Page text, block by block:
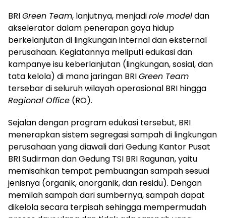
BRIGreen Team, lanjutnya, menjadirole modeldan
akselerator dalam penerapan gaya hidup
berkelanjutan di lingkungan internal dan eksternal
perusahaan. Kegiatannya meliputi edukasi dan
kampanye isu keberlanjutan (lingkungan, sosial, dan
tata kelola) di mana jaringan BRIGreen Team
tersebar di seluruh wilayah operasional BRI hingga
Regional Office (RO).
Sejalan dengan program edukasi tersebut, BRI
menerapkan sistem segregasi sampah di lingkungan
perusahaan yang diawali dari Gedung Kantor Pusat
BRI Sudirman dan Gedung TSI BRI Ragunan, yaitu
memisahkan tempat pembuangan sampah sesuai
jenisnya (organik, anorganik, dan residu). Dengan
memilah sampah dari sumbernya, sampah dapat
dikelola secara terpisah sehingga mempermudah